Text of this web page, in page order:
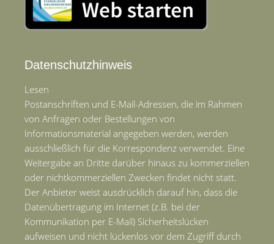
Datenschutzhinweis
Lesen
Postanschriften und E-Mail-Adressen, die im Rahmen
von Anfragen oder Bestellungen von
Informationsmaterial angegeben werden, werden
ausschließlich für die Korrespondenz verwendet. Eine
Weitergabe an Dritte darüber hinaus zu kommerziellen
oder nichtkommerziellen Zwecken findet nicht statt.
Der Anbieter weist ausdrücklich darauf hin, dass die
Datenübertragung im Internet (z.B. bei der
Kommunikation per E-Mail) Sicherheitslücken
aufweisen und nicht lückenlos vor dem Zugriff durch